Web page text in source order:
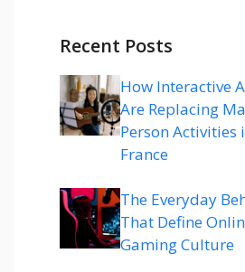
Recent Posts
How Interactive
Are Replacing
Person Activities
France
The Everyday
That Define
Gaming Culture